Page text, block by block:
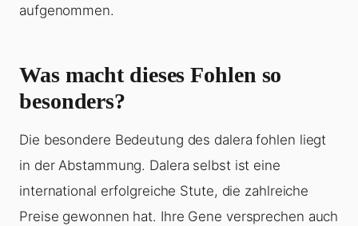
aufgenommen.
Was macht dieses Fohlen so
besonders?
Die besondere Bedeutung des dalera fohlen liegt
in der Abstammung. Dalera selbst ist eine
international erfolgreiche Stute, die zahlreiche
Preise gewonnen hat. Ihre Gene versprechen auch